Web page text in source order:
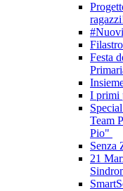
Festa
I primi
Team
Pio"
Senza
21